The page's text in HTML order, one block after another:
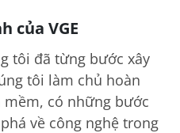
của VGE
tôi đã từng bước xây
tôi làm chủ hoàn
có những bước
về công nghệ trong